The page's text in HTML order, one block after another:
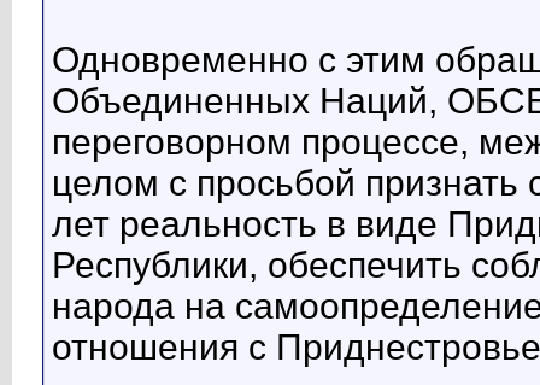
Одновременно с этим
Объединенных Наций,
переговорном процессе,
целом с просьбой
лет реальность в виде
Республики, обеспечить
народа на
отношения с